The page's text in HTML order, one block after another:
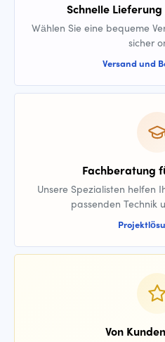
Schnelle Lieferung
Wählen Sie eine bequeme
sicher
Versand und
Fachberatung
Unsere Spezialisten helfen
passenden Technik
Von